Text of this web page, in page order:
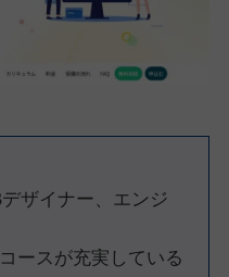
ザイナー、エンジ
ースが充実している